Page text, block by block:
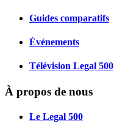
Guides comparatifs
Événements
Télévision Legal 500
À propos de nous
Le Legal 500